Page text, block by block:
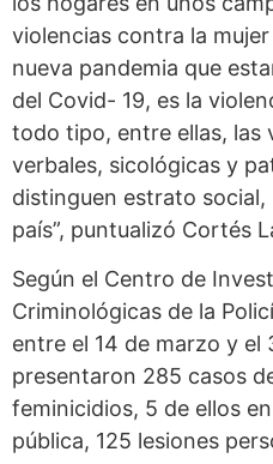
violencias contra la
nueva pandemia que
del Covid- 19, es la
todo tipo, entre ellas, las
verbales, sicológicas y
distinguen estrato social,
país”, puntualizó Cortés
Según el Centro de
Criminológicas de la
entre el 14 de marzo y el
presentaron 285 casos
feminicidios, 5 de ellos
pública, 125 lesiones